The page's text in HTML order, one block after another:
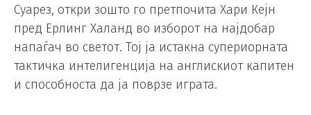
Суарез, откри зошто го претпочита Хари Кејн
пред Ерлинг Халанд во изборот на најдобар
напаѓач во светот. Тој ја истакна супериорната
тактичка интелигенција на англискиот капитен
и способноста да ја поврзе играта.